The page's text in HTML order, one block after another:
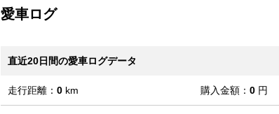
愛車ログ
直近20日間の愛車ログデータ
走行距離： 0 km 購入金額： 0 円